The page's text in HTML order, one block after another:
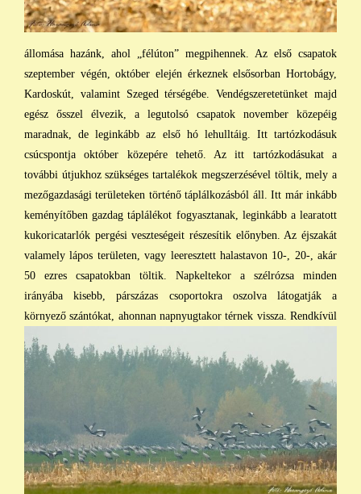
állomása hazánk, ahol „félúton” megpihennek. Az első csapatok
szeptember végén, október elején érkeznek elsősorban Hortobágy,
Kardoskút, valamint Szeged térségébe. Vendégszeretetünket majd
egész ősszel élvezik, a legutolsó csapatok november közepéig
maradnak, de leginkább az első hó lehulltáig. Itt tartózkodásuk
csúcspontja október közepére tehető. Az itt tartózkodásukat a
további útjukhoz szükséges tartalékok megszerzésével töltik, mely a
mezőgazdasági területeken történő táplálkozásból áll. Itt már inkább
keményítőben gazdag táplálékot fogyasztanak, leginkább a learatott
kukoricatarlók pergési veszteségeit részesítik előnyben. Az éjszakát
valamely lápos területen, vagy leeresztett halastavon 10-, 20-, akár
50 ezres csapatokban töltik. Napkeltekor a szélrózsa minden
irányába kisebb, párszázas csoportokra oszolva látogatják a
környező szántókat, ahonnan napnyugtakor térnek vissza. Rendkívül